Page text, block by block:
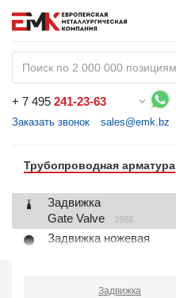
+ 7 495 241-23-63
Заказать звонок sales@emk.bz
Трубопроводная арматура
Задвижка
Gate Valve
3988
Задвижка ножевая
Globe Valve
2191
Задвижка